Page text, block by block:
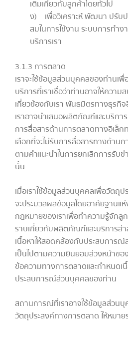
เติมเกี่ยวกับลูกค้าโดยทั่วไป
ง) เพื่อวิเคราะห์ พัฒนา ปรับป
สมในการใช้งาน ระบบการทำ
บริการเรา
3.1.3 การตลาด
เราจะใช้ข้อมูลส่วนบุคคลของท่านเ
บริการที่เราเชื่อว่าท่านอาจให้ความ
เกี่ยวข้องกับเรา พันธมิตรทางธุรกิ
เราอาจนำเสนอผลิตภัณฑ์และบริกา
การสื่อสารด้านการตลาดทางอิเล็ก
เลือกที่จะไม่รับการสื่อสารทางด้าน
ตามคำแนะนำในการยกเลิกการรับข่
นั้น
เมื่อเราใช้ข้อมูลส่วนบุคคลเพื่อวัตถุ
จะประมวลผลข้อมูลโดยอาศัยฐานแ
กฎหมายของเราเพื่อทำความรู้จักลู
ราบเกี่ยวกับผลิตภัณฑ์และบริการล่า
เนื้อหาให้สอดคล้องกับประสบการ
เป็นไปตามความยินยอมล่วงหน้าข
ข้อความทางการตลาดและกำหนดเ
ประสบการณ์ส่วนบุคคลของท่าน
สถานการณ์ที่เราอาจใช้ข้อมูลส่วน
วัตถุประสงค์ทางการตลาด ให้หมา